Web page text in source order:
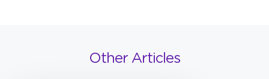
Other Articles